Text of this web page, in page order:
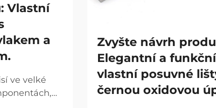
Vlastní
a
ve velké
Zvyšte návrh
Elegantní a funkční
vlastní posuvné
černou oxidovou